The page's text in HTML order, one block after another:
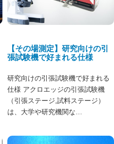
【その場測定】研究向けの引
張試験機で好まれる仕様
研究向けの引張試験機で好まれる
仕様 アクロエッジの引張試験機
（引張ステージ,試料ステージ）
は、大学や研究機関な…